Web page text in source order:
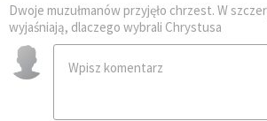
Dwoje muzułmanów przyjęło chrzest. W
wyjaśniają, dlaczego wybrali Chrystusa